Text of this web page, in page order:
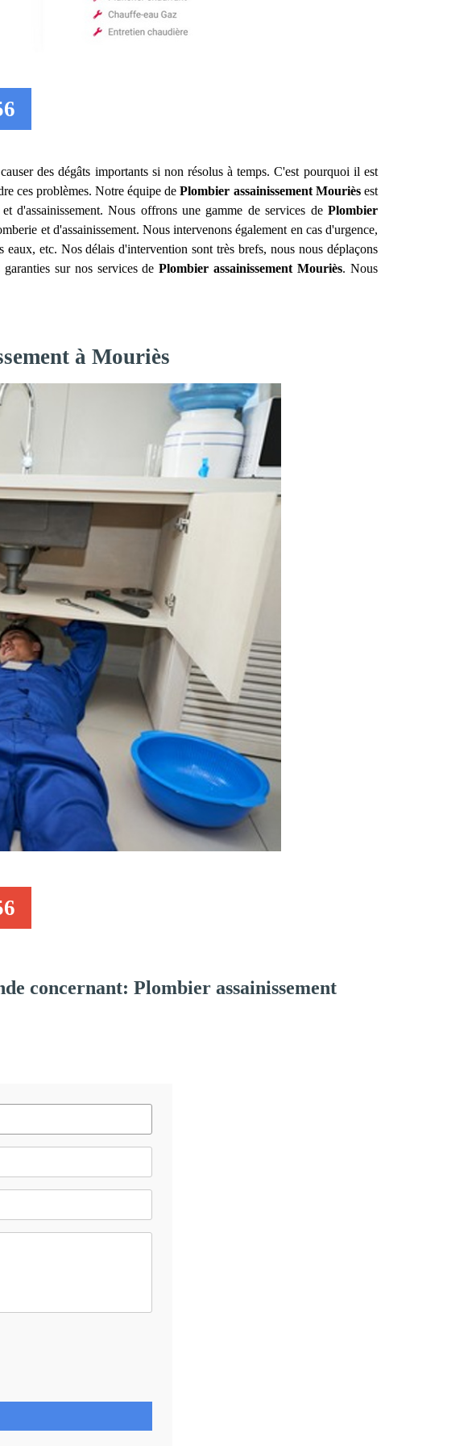
des dégâts importants si non résolus à temps. C'est pourquoi il est
ces problèmes. Notre équipe dePlombier assainissement Mourièsest
d'assainissement. Nous offrons une gamme de services de Plombier
et d'assainissement. Nous intervenons également en cas d'urgence,
etc. Nos délais d'intervention sont très brefs, nous nous déplaçons
sur nos services dePlombier assainissement Mouriès. Nous
à Mouriès
concernant: Plombier assainissement